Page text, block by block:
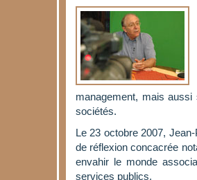
management, mais
sociétés.
Le 23 octobre 2007,
de réflexion concacrée
envahir le monde
services publics.